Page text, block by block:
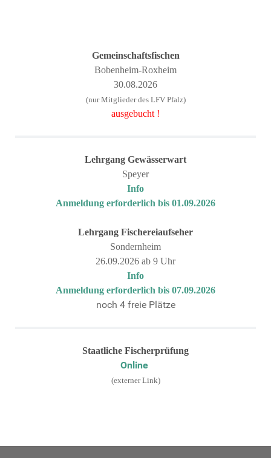
Gemeinschaftsfischen
Bobenheim-Roxheim
30.08.2026
(nur Mitglieder des LFV Pfalz)
ausgebucht !
Lehrgang Gewässerwart
Speyer
Info
Anmeldung erforderlich bis 01.09.2026
Lehrgang Fischereiaufseher
Sondernheim
26.09.2026 ab 9 Uhr
Info
Anmeldung erforderlich bis 07.09.2026
noch 4 freie Plätze
Staatliche Fischerprüfung
Online
(externer Link)